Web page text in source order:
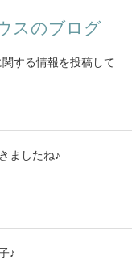
スのブログ
する情報を投稿して
ましたね♪
♪